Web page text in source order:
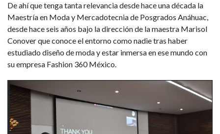
De ahí que tenga tanta relevancia desde hace una década la
Maestría en Moda y Mercadotecnia de Posgrados Anáhuac,
desde hace seis años bajo la dirección de la maestra Marisol
Conover que conoce el entorno como nadie tras haber
estudiado diseño de moda y estar inmersa en ese mundo con
su empresa Fashion 360 México.